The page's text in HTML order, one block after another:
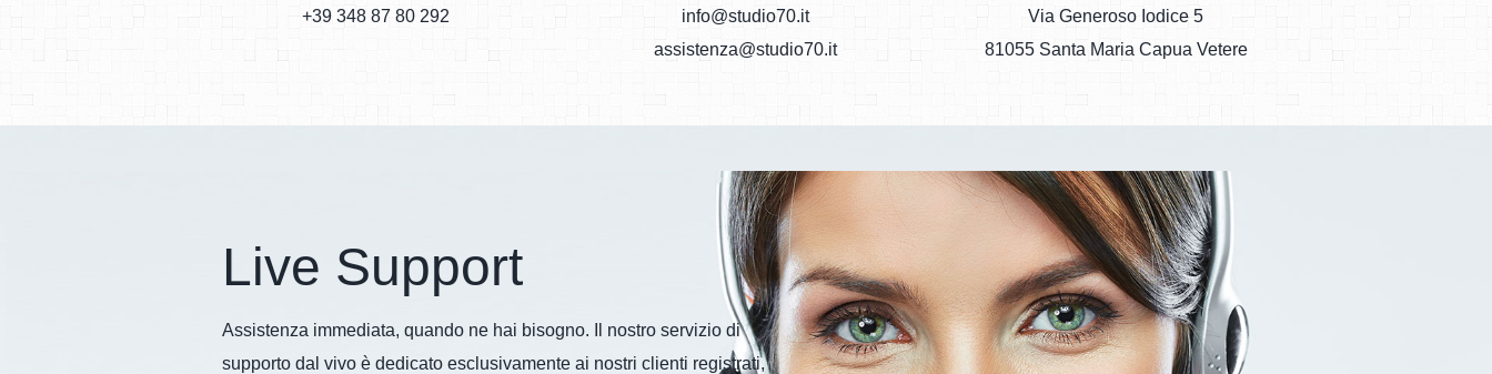
+39 348 87 80 292
info@studio70.it
assistenza@studio70.it
Via Generoso Iodice 5
81055 Santa Maria Capua Vetere
Live Support
Assistenza immediata, quando ne hai bisogno. Il nostro servizio di
supporto dal vivo è dedicato esclusivamente ai nostri clienti registrati,